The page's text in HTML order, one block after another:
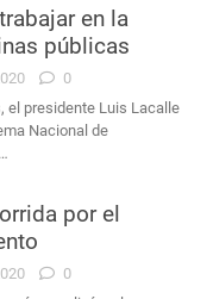
en la
públicas
0
el presidente Luis Lacalle
Nacional de
por el
0